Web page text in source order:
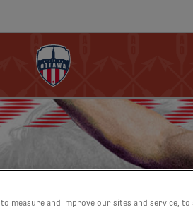
measure and improve our sites and service, to